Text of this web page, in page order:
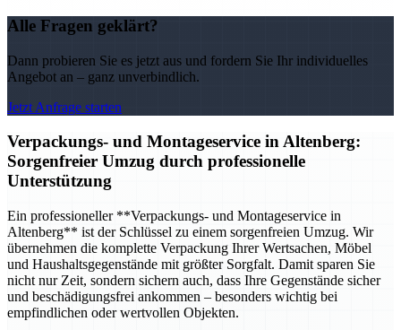
Alle Fragen geklärt?
Dann probieren Sie es jetzt aus und fordern Sie Ihr individuelles
Angebot an – ganz unverbindlich.
Jetzt Anfrage starten
Verpackungs- und Montageservice in Altenberg:
Sorgenfreier Umzug durch professionelle
Unterstützung
Ein professioneller **Verpackungs- und Montageservice in
Altenberg** ist der Schlüssel zu einem sorgenfreien Umzug. Wir
übernehmen die komplette Verpackung Ihrer Wertsachen, Möbel
und Haushaltsgegenstände mit größter Sorgfalt. Damit sparen Sie
nicht nur Zeit, sondern sichern auch, dass Ihre Gegenstände sicher
und beschädigungsfrei ankommen – besonders wichtig bei
empfindlichen oder wertvollen Objekten.